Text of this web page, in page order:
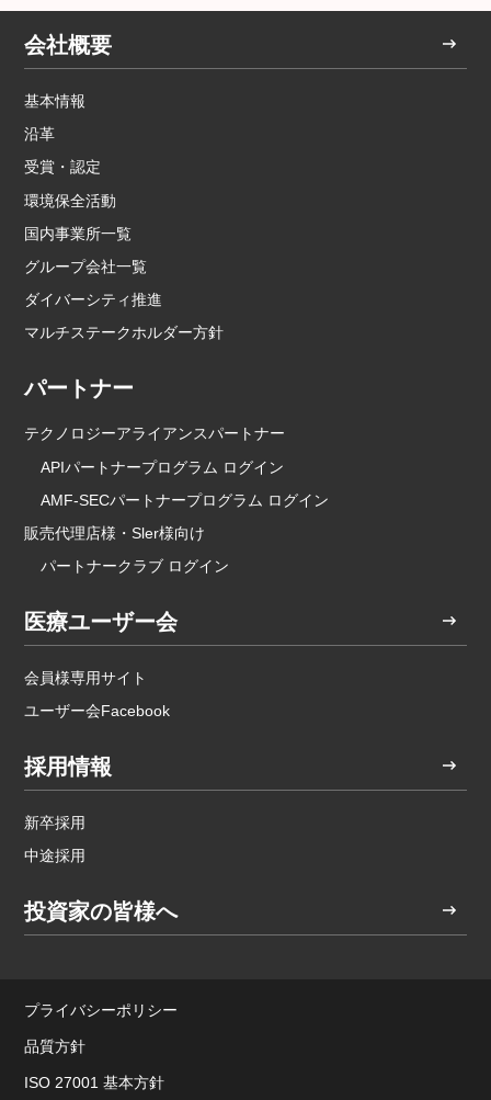
会社概要
基本情報
沿革
受賞・認定
環境保全活動
国内事業所一覧
グループ会社一覧
ダイバーシティ推進
マルチステークホルダー方針
パートナー
テクノロジーアライアンスパートナー
APIパートナープログラム ログイン
AMF-SECパートナープログラム ログイン
販売代理店様・Sler様向け
パートナークラブ ログイン
医療ユーザー会
会員様専用サイト
ユーザー会Facebook
採用情報
新卒採用
中途採用
投資家の皆様へ
プライバシーポリシー
品質方針
ISO 27001 基本方針